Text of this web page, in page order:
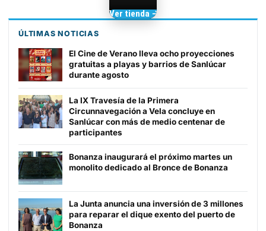
TIENDA DE
Camisetas de Sanlúcar
Ver tienda →
ÚLTIMAS NOTICIAS
El Cine de Verano lleva ocho proyecciones
gratuitas a playas y barrios de Sanlúcar
durante agosto
La IX Travesía de la Primera
Circunnavegación a Vela concluye en
Sanlúcar con más de medio centenar de
participantes
Bonanza inaugurará el próximo martes un
monolito dedicado al Bronce de Bonanza
La Junta anuncia una inversión de 3 millones
para reparar el dique exento del puerto de
Bonanza